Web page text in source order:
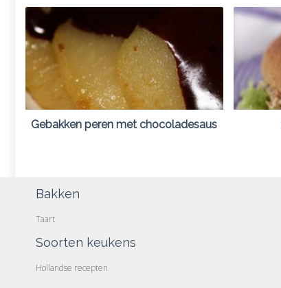
Gebakken peren met chocoladesaus
Bakken
Taart
Soorten keukens
Hollandse recepten